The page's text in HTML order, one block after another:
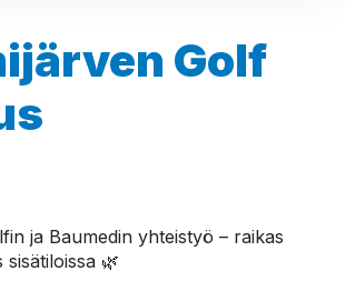
Golf
ja Baumedin yhteistyö – raikas
🌿